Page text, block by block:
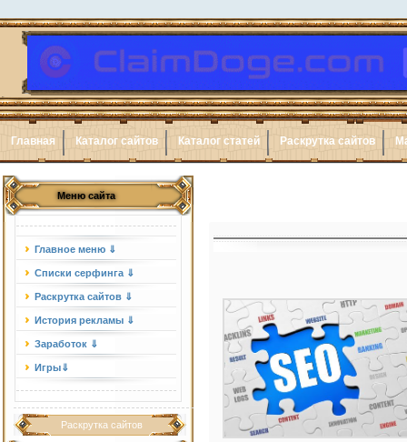
Главная Каталог сайтов Каталог статей Раскрутка сайтов
Меню сайта
Главное меню ⇓
Списки серфинга ⇓
Раскрутка сайтов ⇓
История рекламы ⇓
Заработок ⇓
Игры⇓
Раскрутка сайтов